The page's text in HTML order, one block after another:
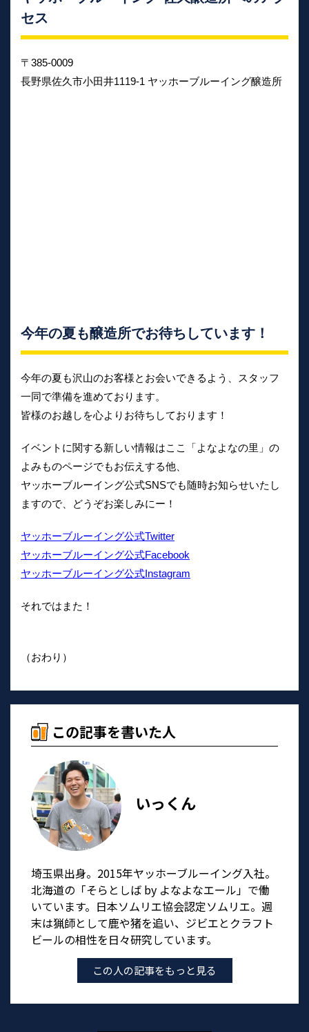
セス
〒385-0009
長野県佐久市小田井1119-1 ヤッホーブルーイング醸造所
今年の夏も醸造所でお待ちしています！
今年の夏も沢山のお客様とお会いできるよう、スタッフ
一同で準備を進めております。
皆様のお越しを心よりお待ちしております！
イベントに関する新しい情報はここ「よなよなの里」の
よみものページでもお伝えする他、
ヤッホーブルーイング公式SNSでも随時お知らせいたし
ますので、どうぞお楽しみにー！
ヤッホーブルーイング公式Twitter
ヤッホーブルーイング公式Facebook
ヤッホーブルーイング公式Instagram
それではまた！
（おわり）
この記事を書いた人
いっくん
埼玉県出身。2015年ヤッホーブルーイング入社。
北海道の「そらとしば by よなよなエール」で働
いています。日本ソムリエ協会認定ソムリエ。週
末は猟師として鹿や猪を追い、ジビエとクラフト
ビールの相性を日々研究しています。
この人の記事をもっと見る